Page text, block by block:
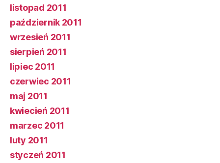
listopad 2011
październik 2011
wrzesień 2011
sierpień 2011
lipiec 2011
czerwiec 2011
maj 2011
kwiecień 2011
marzec 2011
luty 2011
styczeń 2011